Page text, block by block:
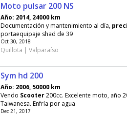
Moto pulsar 200 NS
Año: 2014, 24000 km
Documentación y mantenimiento al día,
portaequipaje shad de 39
Oct 30, 2018
Quillota | Valparaíso
Sym hd 200
Año: 2006, 50000 km
Vendo Scooter200cc. Excelente moto, año
Taiwanesa. Enfría por agua
Dec 21, 2017